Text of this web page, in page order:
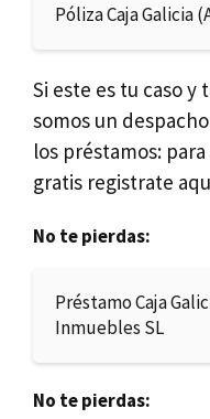
Póliza Caja Galicia
Si este es tu caso
somos un
los préstamos:
gratis registrate
No te pierdas:
Préstamo Caja
Inmuebles SL
No te pierdas: